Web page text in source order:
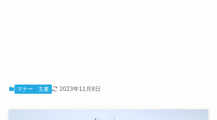
マナー 文書 2023年11月8日